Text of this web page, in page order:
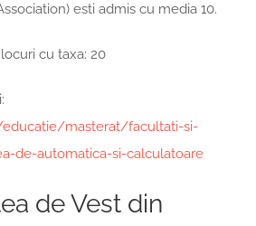
esti admis cu media 10.
cu taxa: 20
masterat/facultati-si-
de-automatica-si-calculatoare
de Vest din